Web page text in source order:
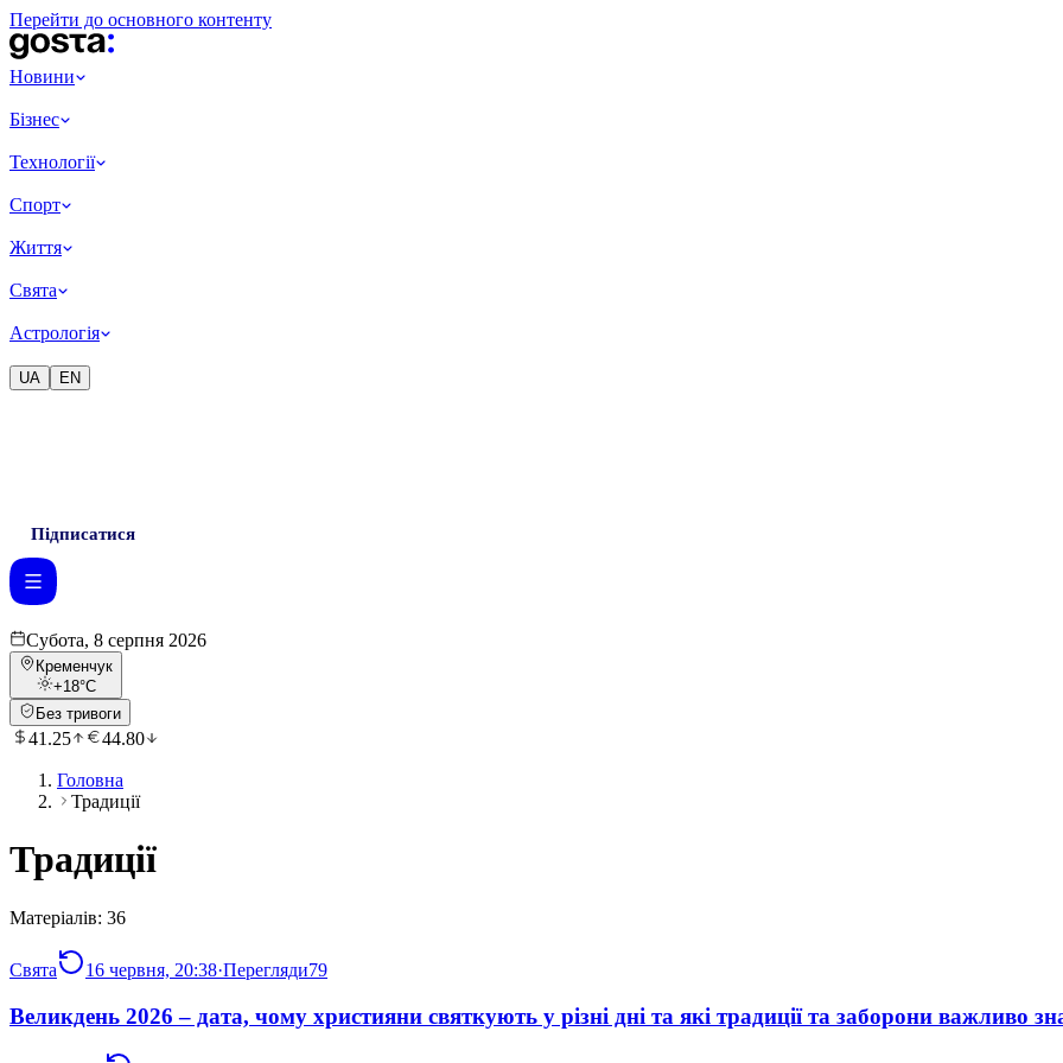
Перейти до основного контенту
Новини
Бізнес
Технології
Спорт
Життя
Свята
Астрологія
UA EN
Підписатися
Субота, 8 серпня 2026
Кременчук
+18°C
Без тривоги
41.25 44.80
Головна
Традиції
Традиції
Матеріалів: 36
Свята 16 червня, 20:38·Перегляди79
Великдень 2026 – дата, чому християни святкують у різні дні та які традиції та заборони важливо